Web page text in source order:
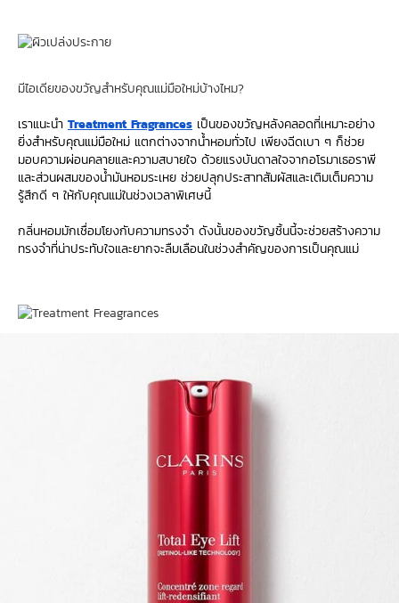
มีไอเดียของขวัญสำหรับคุณแม่มือใหม่บ้างไหม?
เราแนะนำ Treatment Fragrances เป็นของขวัญหลังคลอดที่เหมาะอย่าง
ยิ่งสำหรับคุณแม่มือใหม่ แตกต่างจากน้ำหอมทั่วไป เพียงฉีดเบา ๆ ก็ช่วย
มอบความผ่อนคลายและความสบายใจ ด้วยแรงบันดาลใจจากอโรมาเธอราพี
และส่วนผสมของน้ำมันหอมระเหย ช่วยปลุกประสาทสัมผัสและเติมเต็มความ
รู้สึกดี ๆ ให้กับคุณแม่ในช่วงเวลาพิเศษนี้
กลิ่นหอมมักเชื่อมโยงกับความทรงจำ ดังนั้นของขวัญชิ้นนี้จะช่วยสร้างความ
ทรงจำที่น่าประทับใจและยากจะลืมเลือนในช่วงสำคัญของการเป็นคุณแม่